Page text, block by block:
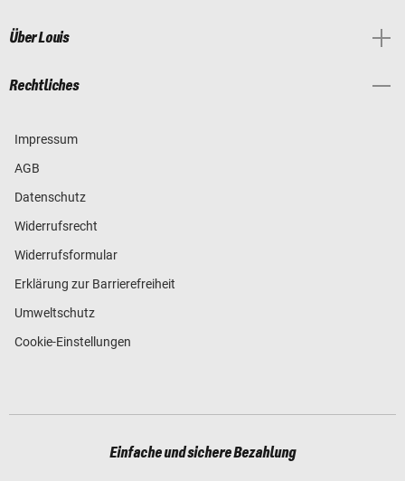
Über Louis
Rechtliches
Impressum
AGB
Datenschutz
Widerrufsrecht
Widerrufsformular
Erklärung zur Barrierefreiheit
Umweltschutz
Cookie-Einstellungen
Einfache und sichere Bezahlung